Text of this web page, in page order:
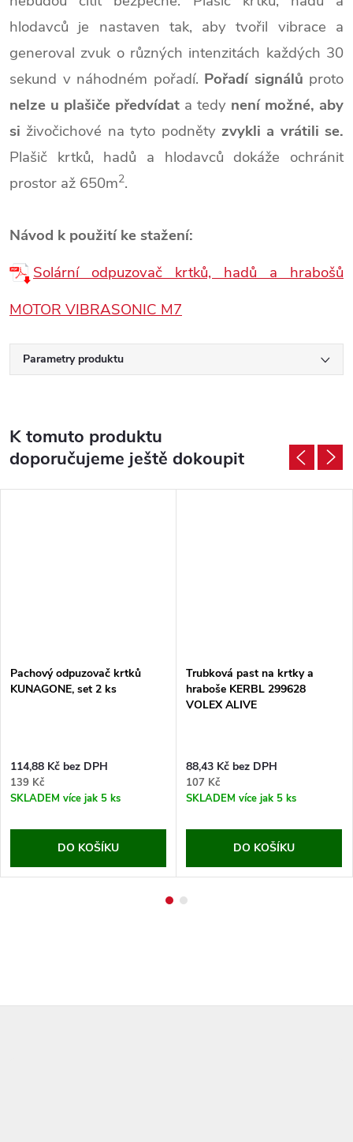
hlodavců je nastaven tak, aby tvořil vibrace a
generoval zvuk o různých intenzitách každých 30
sekund v náhodném pořadí. Pořadí signálů proto
nelze u plašiče předvídat a tedy není možné, aby
si živočichové na tyto podnětyzvykli a vrátili se.
Plašič krtků, hadů a hlodavců dokáže ochránit
prostor až 650m2.
Návod k použití ke stažení:
Solární odpuzovač krtků, hadů a hrabošů
MOTOR VIBRASONIC M7
Parametry produktu
K tomuto produktu
doporučujeme ještě dokoupit
Pachový odpuzovač krtků
KUNAGONE, set 2 ks
114,88 Kč bez DPH
139 Kč
SKLADEM více jak 5 ks
DO KOŠÍKU
Trubková past na krtky a
hraboše KERBL 299628
VOLEX ALIVE
88,43 Kč bez DPH
107 Kč
SKLADEM více jak 5 ks
DO KOŠÍKU